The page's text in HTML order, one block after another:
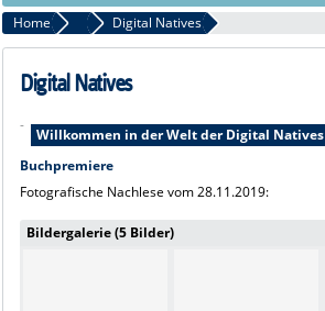
LITERATURSUCHE
SERVICE
INFORMATIONSKOMPETENZ
PUBLIZIEREN
NEU HIER?
SUCHE A-Z
Home 2019 Digital Natives
Digital Natives
-
Willkommen in der Welt der Digital Natives
Buchpremiere
Fotografische Nachlese vom 28.11.2019:
Bildergalerie (5 Bilder)